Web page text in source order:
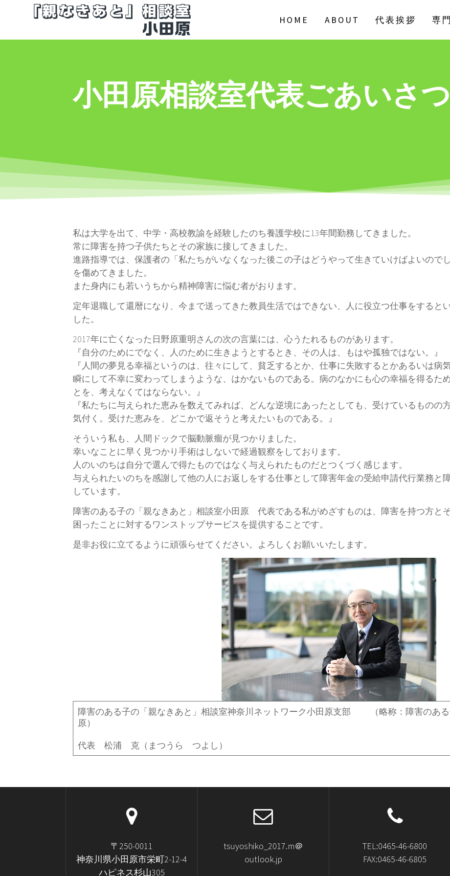
ン
HOME ABOUT 代表挨拶 専
小田原相談室代表ごあいさつ
私は大学を出て、中学・高校教諭を経験したのち養護学校に13年間勤務してきました。
常に障害を持つ子供たちとその家族に接してきました。
進路指導では、保護者の「私たちがいなくなった後この子はどうやって生きていけばよいので
を傷めてきました。
また身内にも若いうちから精神障害に悩む者がおります。
定年退職して還暦になり、今まで送ってきた教員生活ではできない、人に役立つ仕事をすると
した。
2017年に亡くなった日野原重明さんの次の言葉には、心うたれるものがあります。
『自分のためにでなく、人のために生きようとするとき、その人は、もはや孤独ではない。』
『人間の夢見る幸福というのは、往々にして、貧乏するとか、仕事に失敗するとかあるいは病
瞬にして不幸に変わってしまうような、はかないものである。病のなかにも心の幸福を得るた
とを、考えなくてはならない。』
『私たちに与えられた恵みを数えてみれば、どんな逆境にあったとしても、受けているものの
気付く。受けた恵みを、どこかで返そうと考えたいものである。』
そういう私も、人間ドックで脳動脈瘤が見つかりました。
幸いなことに早く見つかり手術はしないで経過観察をしております。
人のいのちは自分で選んで得たものではなく与えられたものだとつくづく感じます。
与えられたいのちを感謝して他の人にお返しをする仕事として障害年金の受給申請代行業務と
しています。
障害のある子の「親なきあと」相談室小田原 代表である私がめざすものは、障害を持つ方と
困ったことに対するワンストップサービスを提供することです。
是非お役に立てるように頑張らせてください。よろしくお願いいたします。
障害のある子の「親なきあと」相談室神奈川ネットワーク小田原支部 （略称：障害のある
原）
代表 松浦 克（まつうら つよし）
〒250-0011
神奈川県小田原市栄町2-12-4
ハピネス杉山305
tsuyoshiko_2017.m＠
outlook.jp
TEL:0465-46-6800
FAX:0465-46-6805